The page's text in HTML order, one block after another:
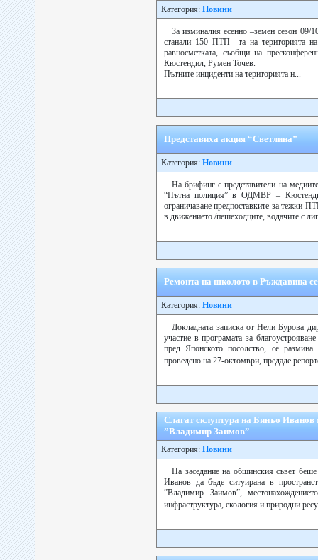
Категория: Новини
За изминалия есенно –земен сезон 09/
станали 150 ПТП –та на територията
равносметката, съобщи на
Кюстендил, Румен Точев.
Пътните инциденти на територията н...
Представиха акция “Светлина”
Категория: Новини
На брифинг с представители на
“Пътна полиция” в ОДМВР –
ограничаване предпоставките за тежки
в движението /пешеходците, водачите с
Ремонта на школото в Ръждавица
Категория: Новини
Докладната записка от Нели Бурова
участие в програмата за
пред Японското посолство, се
проведено на 27-октомври, предаде
Слагат склуптура на Бинъо
”Владимир Заимов”
Категория: Новини
На заседание на общинския съвет
Иванов да бъде ситуирана в
”Владимир Заимов”,
инфраструктура, екология и природни